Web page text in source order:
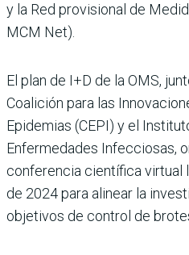
y la Red provisional de
MCM Net).
El plan de I+D de la OMS,
Coalición para las
Epidemias (CEPI) y el
Enfermedades Infecciosas,
conferencia científica virtual
de 2024 para alinear la
objetivos de control de